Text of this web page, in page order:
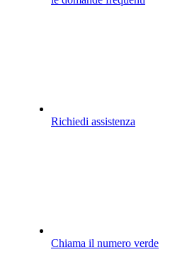
Richiedi assistenza
Chiama il numero verde